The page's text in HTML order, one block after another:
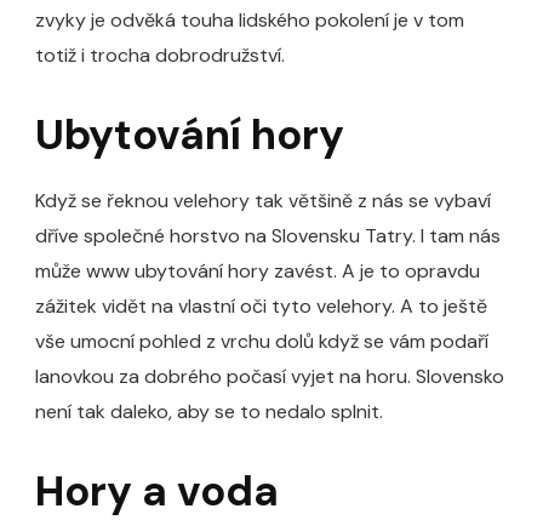
zvyky je odvěká touha lidského pokolení je v tom
totiž i trocha dobrodružství.
Ubytování hory
Když se řeknou velehory tak většině z nás se vybaví
dříve společné horstvo na Slovensku Tatry. I tam nás
může www ubytování hory zavést. A je to opravdu
zážitek vidět na vlastní oči tyto velehory. A to ještě
vše umocní pohled z vrchu dolů když se vám podaří
lanovkou za dobrého počasí vyjet na horu. Slovensko
není tak daleko, aby se to nedalo splnit.
Hory a voda